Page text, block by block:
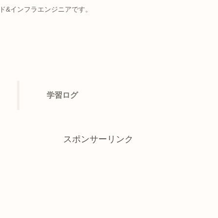
インフラエンジニアです。
学習ログ
スポンサーリンク